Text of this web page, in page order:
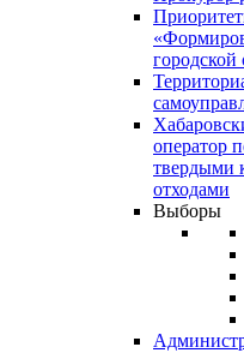
городской
оператор
твердыми
отходами
Выборы